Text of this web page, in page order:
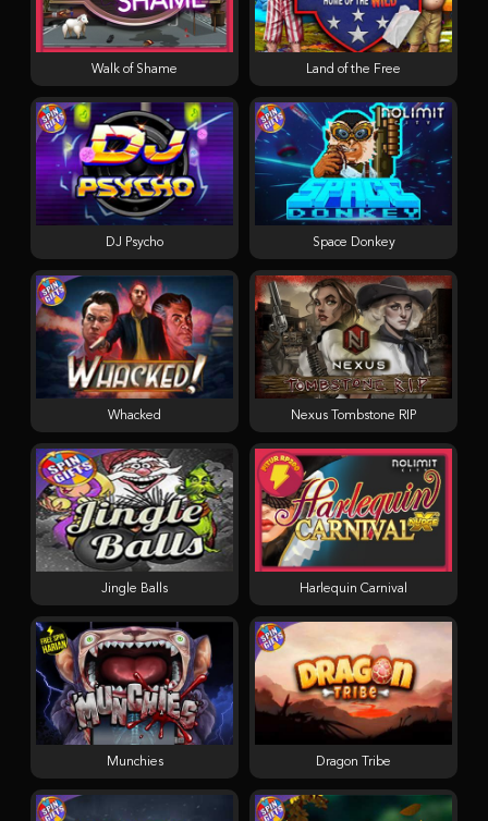
Munchies
Nexus Tombstone RIP
Space Donkey
Land of the Free
Dragon Tribe
DJ Psycho
Whacked
Jingle Balls Harlequin Carnival
Walk of Shame